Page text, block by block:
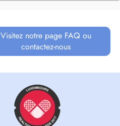
Visitez notre page FAQ ou
contactez-nous